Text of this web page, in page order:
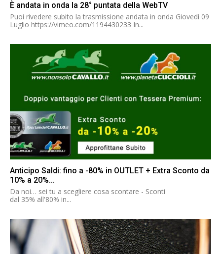
È andata in onda la 28° puntata della WebTV
Puoi rivedere subito la trasmissione andata in onda Giovedì 09
Luglio https://vimeo.com/1194430233 In...
Anticipo Saldi: fino a -80% in OUTLET + Extra Sconto da
10% a 20%...
Da noi… sei tu a scegliere cosa scontare - Sconti
dal 35% all'80% in...